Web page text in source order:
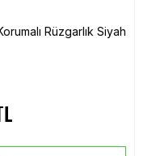
Rüzgarlık Siyah